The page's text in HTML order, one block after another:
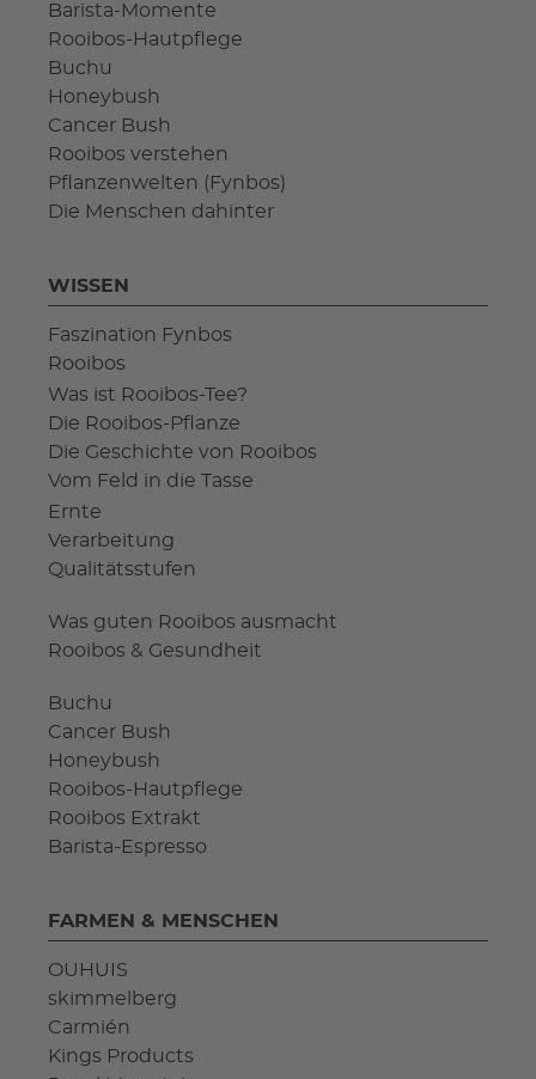
Barista-Momente
Rooibos-Hautpflege
Buchu
Honeybush
Cancer Bush
Rooibos verstehen
Pflanzenwelten (Fynbos)
Die Menschen dahinter
WISSEN
Faszination Fynbos
Rooibos
Was ist Rooibos-Tee?
Die Rooibos-Pflanze
Die Geschichte von Rooibos
Vom Feld in die Tasse
Ernte
Verarbeitung
Qualitätsstufen
Was guten Rooibos ausmacht
Rooibos & Gesundheit
Buchu
Cancer Bush
Honeybush
Rooibos-Hautpflege
Rooibos Extrakt
Barista-Espresso
FARMEN & MENSCHEN
OUHUIS
skimmelberg
Carmién
Kings Products